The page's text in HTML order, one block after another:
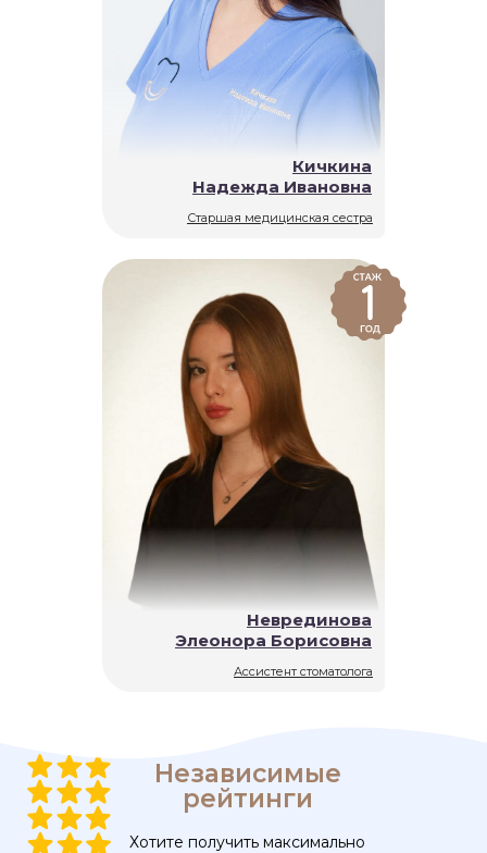
Старшая медицинская сестра
Кичкина
Надежда Ивановна
Ассистент стоматолога
Неврединова
Элеонора Борисовна
Хотите получить максимально
Независимые
рейтинги